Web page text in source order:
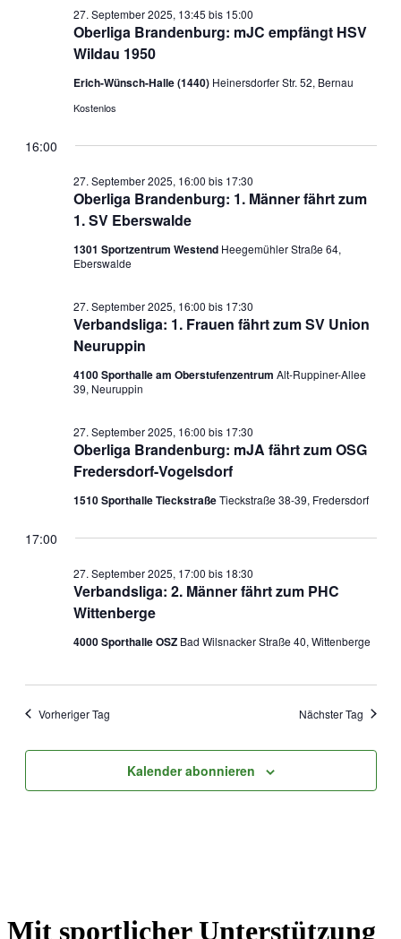
Oberliga Brandenburg: mJC empfängt HSV
Wildau 1950
27. September 2025, 13:45 bis 15:00
Erich-Wünsch-Halle (1440) Heinersdorfer Str. 52, Bernau
Kostenlos
16:00
Oberliga Brandenburg: 1. Männer fährt zum
1. SV Eberswalde
27. September 2025, 16:00 bis 17:30
1301 Sportzentrum Westend Heegemühler Straße 64,
Eberswalde
Verbandsliga: 1. Frauen fährt zum SV Union
Neuruppin
27. September 2025, 16:00 bis 17:30
4100 Sporthalle am Oberstufenzentrum Alt-Ruppiner-Allee
39, Neuruppin
Oberliga Brandenburg: mJA fährt zum OSG
Fredersdorf-Vogelsdorf
27. September 2025, 16:00 bis 17:30
1510 Sporthalle TieckstraßeTieckstraße 38-39, Fredersdorf
17:00
Verbandsliga: 2. Männer fährt zum PHC
Wittenberge
27. September 2025, 17:00 bis 18:30
4000 Sporthalle OSZ Bad Wilsnacker Straße 40, Wittenberge
Vorheriger Tag Nächster Tag
Kalender abonnieren
Mit sportlicher Unterstützung